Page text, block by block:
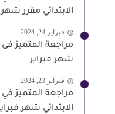
الابتدائي مقرر شهر
فبراير 24, 2024
مراجعة المتميز
شهر فبراير
فبراير 23, 2024
مراجعة المتميز في
الابتدائي شهر